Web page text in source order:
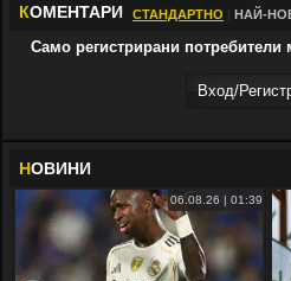
КОМЕНТАРИ СТАНДАРТНО НАЙ-
Само регистрирани потребители
Вход/
НОВИНИ
06.08.26 | 01:39